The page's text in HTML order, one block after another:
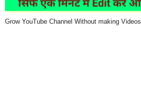
Grow YouTube Channel Without making Videos